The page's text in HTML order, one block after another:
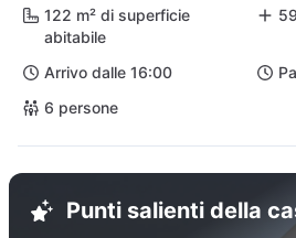
122 m² di superficie
abitabile
Arrivo dalle 16:00
6 persone
Punti salienti della